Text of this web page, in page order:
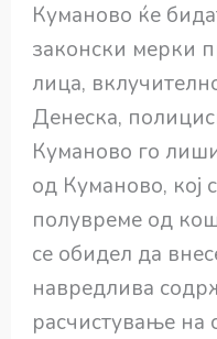
Куманово ќе
законски мерки
лица,
Денеска,
Куманово го
од Куманово, кој
полувреме од
се обидел да
навредлива
расчистување на